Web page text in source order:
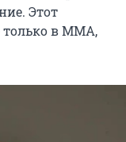
Этот
только в ММА,